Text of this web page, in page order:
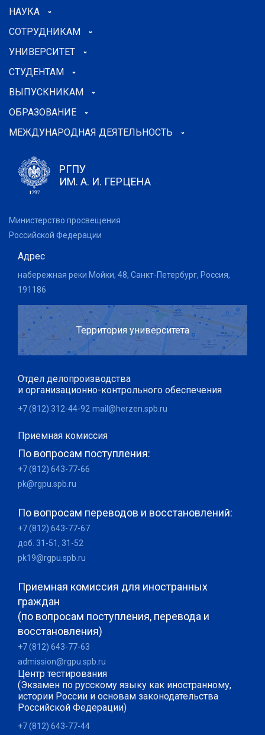
НАУКА
СОТРУДНИКАМ
УНИВЕРСИТЕТ
СТУДЕНТАМ
ВЫПУСКНИКАМ
ОБРАЗОВАНИЕ
МЕЖДУНАРОДНАЯ ДЕЯТЕЛЬНОСТЬ
РГПУ
ИМ. А. И. ГЕРЦЕНА
Министерство просвещения
Российской Федерации
Адрес
набережная реки Мойки, 48, Санкт-Петербург, Россия,
191186
Территория университета
Отдел делопроизводства
и организационно-контрольного обеспечения
+7 (812) 312-44-92 mail@herzen.spb.ru
Приемная комиссия
По вопросам поступления:
+7 (812) 643-77-66
pk@rgpu.spb.ru
По вопросам переводов и восстановлений:
+7 (812) 643-77-67
доб. 31-51, 31-52
pk19@rgpu.spb.ru
Приемная комиссия для иностранных
граждан
(по вопросам поступления, перевода и
восстановления)
+7 (812) 643-77-63
admission@rgpu.spb.ru
Центр тестирования
(Экзамен по русскому языку как иностранному,
истории России и основам законодательства
Российской Федерации)
+7 (812) 643-77-44